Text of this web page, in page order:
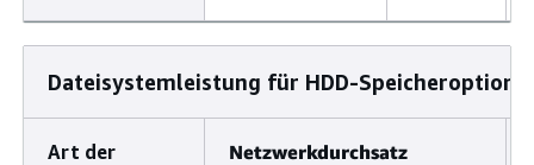
Dateisystemleistung für HDD-
Art der
Netzwerkdurchsatz